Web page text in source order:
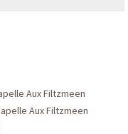
Aux Filtzmeen
Aux Filtzmeen